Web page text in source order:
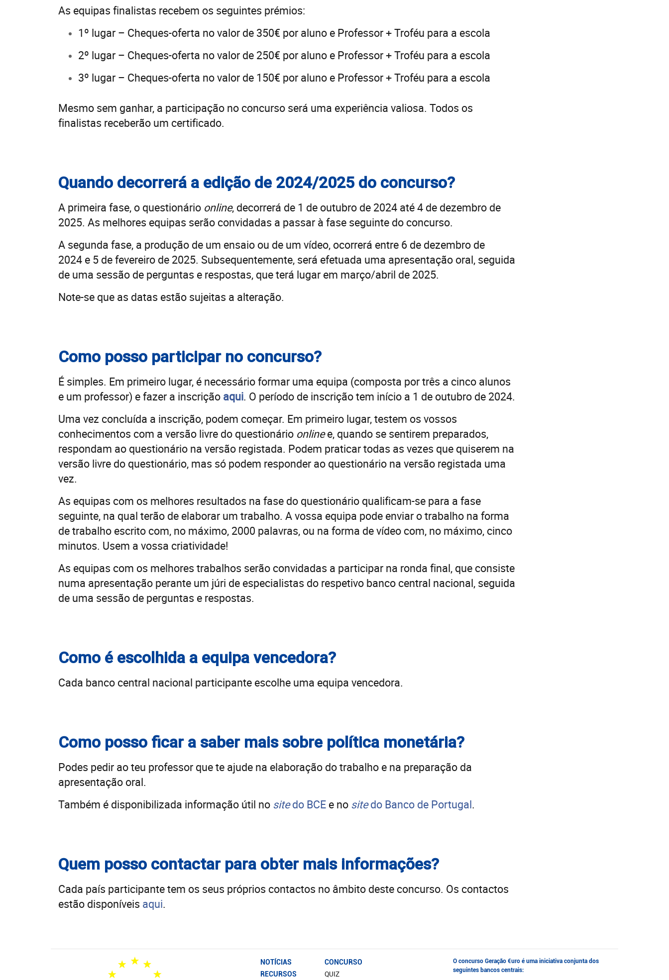
As equipas finalistas recebem os seguintes prémios:
1º lugar – Cheques-oferta no valor de 350€ por aluno e Professor + Troféu para a escola
2º lugar – Cheques-oferta no valor de 250€ por aluno e Professor + Troféu para a escola
3º lugar – Cheques-oferta no valor de 150€ por aluno e Professor + Troféu para a escola
Mesmo sem ganhar, a participação no concurso será uma experiência valiosa. Todos os
finalistas receberão um certificado.
Quando decorrerá a edição de 2024/2025 do concurso?
A primeira fase, o questionário online, decorrerá de 1 de outubro de 2024 até 4 de dezembro de
2025. As melhores equipas serão convidadas a passar à fase seguinte do concurso.
A segunda fase, a produção de um ensaio ou de um vídeo, ocorrerá entre 6 de dezembro de
2024 e 5 de fevereiro de 2025. Subsequentemente, será efetuada uma apresentação oral, seguida
de uma sessão de perguntas e respostas, que terá lugar em março/abril de 2025.
Note-se que as datas estão sujeitas a alteração.
Como posso participar no concurso?
É simples. Em primeiro lugar, é necessário formar uma equipa (composta por três a cinco alunos
e um professor) e fazer a inscrição aqui. O período de inscrição tem início a 1 de outubro de 2024.
Uma vez concluída a inscrição, podem começar. Em primeiro lugar, testem os vossos
conhecimentos com a versão livre do questionário onlinee, quando se sentirem preparados,
respondam ao questionário na versão registada. Podem praticar todas as vezes que quiserem na
versão livre do questionário, mas só podem responder ao questionário na versão registada uma
vez.
As equipas com os melhores resultados na fase do questionário qualificam-se para a fase
seguinte, na qual terão de elaborar um trabalho. A vossa equipa pode enviar o trabalho na forma
de trabalho escrito com, no máximo, 2000 palavras, ou na forma de vídeo com, no máximo, cinco
minutos. Usem a vossa criatividade!
As equipas com os melhores trabalhos serão convidadas a participar na ronda final, que consiste
numa apresentação perante um júri de especialistas do respetivo banco central nacional, seguida
de uma sessão de perguntas e respostas.
Como é escolhida a equipa vencedora?
Cada banco central nacional participante escolhe uma equipa vencedora.
Como posso ficar a saber mais sobre política monetária?
Podes pedir ao teu professor que te ajude na elaboração do trabalho e na preparação da
apresentação oral.
Também é disponibilizada informação útil no sitedo BCE e no sitedo Banco de Portugal.
Quem posso contactar para obter mais informações?
Cada país participante tem os seus próprios contactos no âmbito deste concurso. Os contactos
estão disponíveis aqui.
NOTÍCIAS
RECURSOS
CONCURSO
QUIZ
O concurso Geração €uro é uma iniciativa conjunta dos
seguintes bancos centrais: